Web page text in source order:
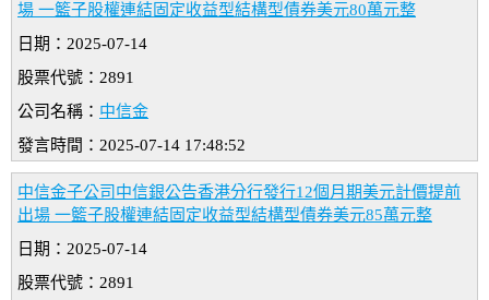
場 一籃子股權連結固定收益型結構型債券美元80萬元整
日期：2025-07-14
股票代號：2891
公司名稱： 中信金
發言時間：2025-07-14 17:48:52
中信金子公司中信銀公告香港分行發行12個月期美元計價提前
出場 一籃子股權連結固定收益型結構型債券美元85萬元整
日期：2025-07-14
股票代號：2891